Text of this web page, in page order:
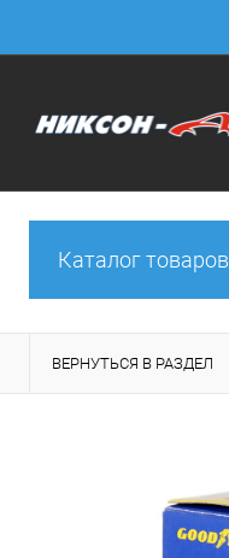
Каталог товаров
ВЕРНУТЬСЯ В РАЗДЕЛ